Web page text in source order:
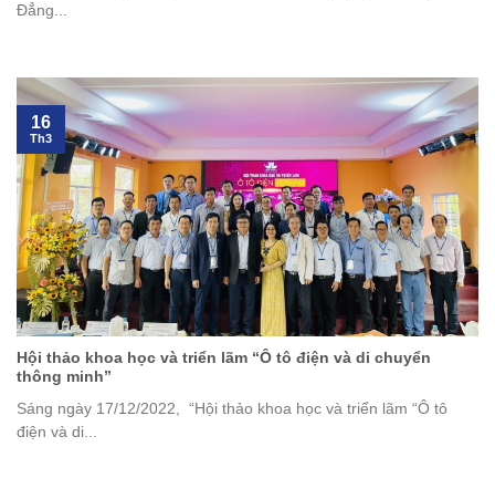
Đẳng...
Hội thảo khoa học và triển lãm “Ô tô điện và di chuyển
thông minh”
Sáng ngày 17/12/2022, “Hội thảo khoa học và triển lãm “Ô tô
điện và di...
16
Th3